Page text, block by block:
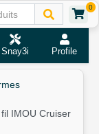
0
Snay3i Profile
IMOU Cruiser